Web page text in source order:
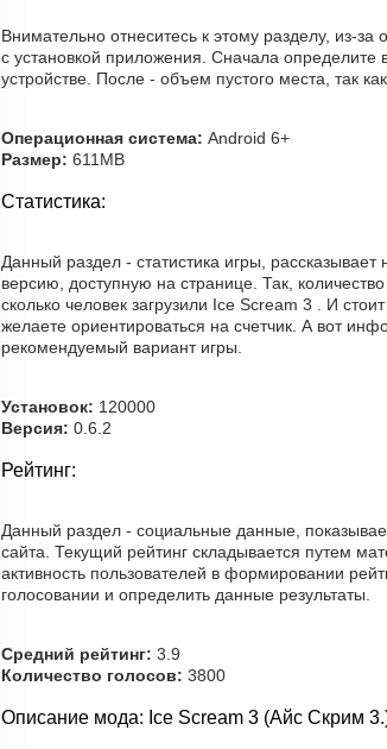
Внимательно отнеситесь к этому разделу, из-
с установкой приложения. Сначала
устройстве. После - объем пустого места, так
Операционная система: Android 6+
Размер: 611MB
Статистика:
Данный раздел - статистика игры, рассказывает
версию, доступную на странице. Так,
сколько человек загрузили Ice Scream 3 . И
желаете ориентироваться на счетчик. А вот
рекомендуемый вариант игры.
Установок: 120000
Версия: 0.6.2
Рейтинг:
Данный раздел - социальные данные,
сайта. Текущий рейтинг складывается путем
активность пользователей в формировании
голосовании и определить данные результаты.
Средний рейтинг: 3.9
Количество голосов: 3800
Описание мода: Ice Scream 3 (Айс Скрим